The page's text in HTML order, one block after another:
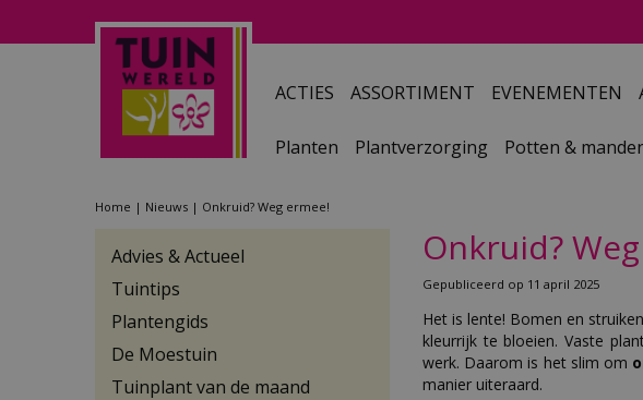
Home Nieuws Onkruid? Weg ermee!
ACTIES ASSORTIMENT EVENEMENTEN
Planten Plantverzorging Potten &
Onkruid?
Gepubliceerd op 11 april 2025
Het is lente! Bomen en
kleurrijk te bloeien. Vaste
werk. Daarom is het slim om
manier uiteraard.
Advies & Actueel
Tuintips
Plantengids
De Moestuin
Tuinplant van de maand